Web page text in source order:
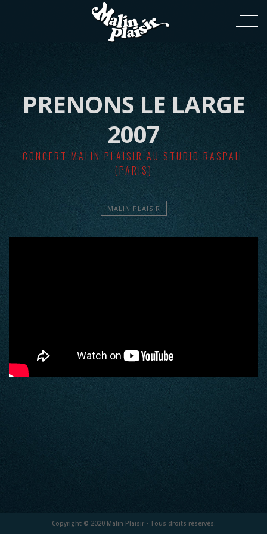
PRENONS LE LARGE
2007
CONCERT MALIN PLAISIR AU STUDIO RASPAIL
(PARIS)
MALIN PLAISIR
Copyright © 2020 Malin Plaisir - Tous droits réservés.